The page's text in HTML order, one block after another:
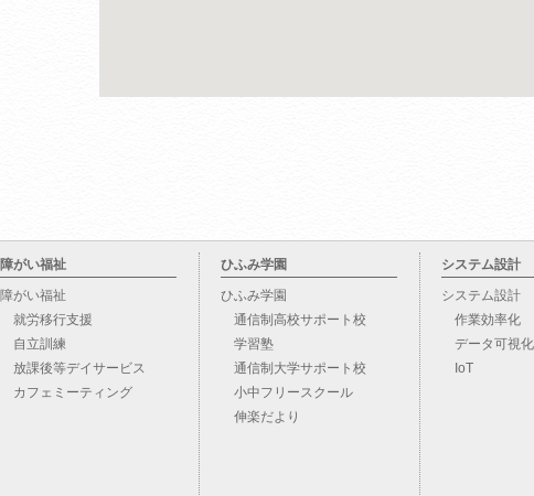
障がい福祉
障がい福祉
就労移行支援
自立訓練
放課後等デイサービス
カフェミーティング
ひふみ学園
ひふみ学園
通信制高校サポート校
学習塾
通信制大学サポート校
小中フリースクール
伸楽だより
システム設計
システム設計
作業効率化
データ可視化
IoT